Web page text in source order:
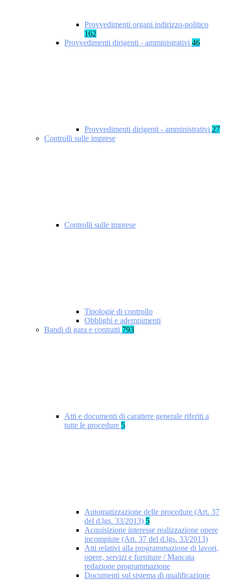
Provvedimenti organi indirizzo-politico
162
Provvedimenti dirigenti - amministrativi 46
Provvedimenti dirigenti - amministrativi 27
Controlli sulle imprese
Controlli sulle imprese
Tipologie di controllo
Obblighi e adempimenti
Bandi di gara e contratti 793
Atti e documenti di carattere generale riferiti a
tutte le procedure 5
Automatizzazione delle procedure (Art. 37
del d.lgs. 33/2013) 5
Acquisizione interesse realizzazione opere
incompiute (Art. 37 del d.lgs. 33/2013)
Atti relativi alla programmazione di lavori,
opere, servizi e forniture / Mancata
redazione programmazione
Documenti sul sistema di qualificazione